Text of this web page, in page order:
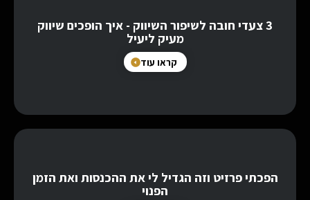
3 צעדי חובה לשיפור השיווק - איך הופכים שיווק
מעיק ליעיל
קראו עוד
הפכתי פרזיט וזה הגדיל לי את ההכנסות ואת הזמן
הפנוי